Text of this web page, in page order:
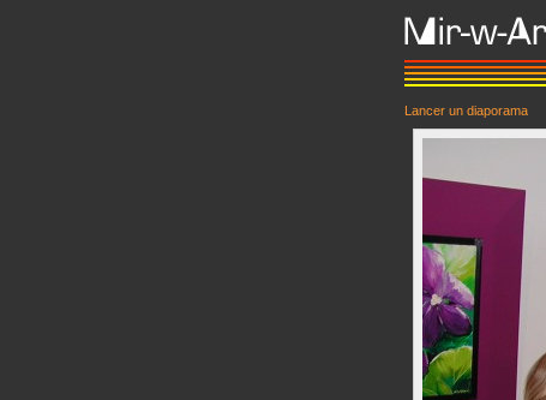
Lancer un diaporama